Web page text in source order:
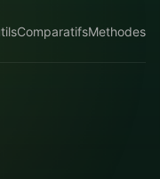
ComparatifsMethodes